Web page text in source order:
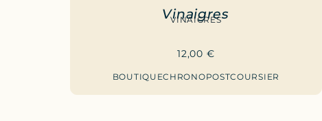
Vinaigres
VINAIGRES
12,00 €
BOUTIQUECHRONOPOSTCOURSIER